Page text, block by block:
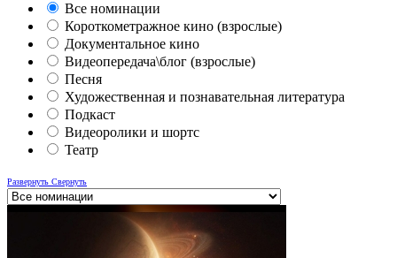
Все номинации
Короткометражное кино (взрослые)
Документальное кино
Видеопередача\блог (взрослые)
Песня
Художественная и познавательная литература
Подкаст
Видеоролики и шортс
Театр
Развернуть Свернуть